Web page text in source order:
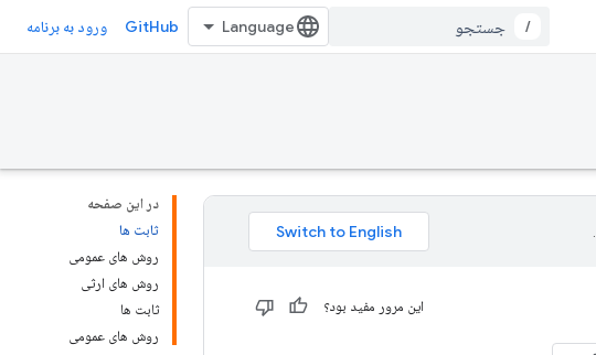
/
GitHub ورود به برنامه
در این صفحه
ثابت ها
روش های عمومی
روش های ارثی
ثابت ها
روش های عمومی
این مرور مفید بود؟